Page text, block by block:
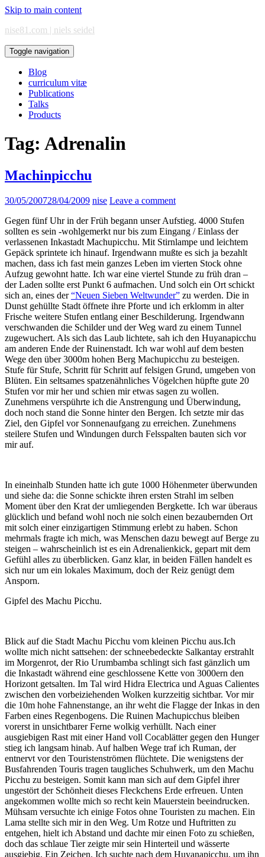
Skip to main content
nise81.com | niels seidel
Toggle navigation
Blog
curriculum vitæ
Publications
Talks
Products
Tag: Adrenalin
Machinpicchu
30/05/200728/04/2009 nise Leave a comment
Gegen fünf Uhr in der Früh begann unser Aufstieg. 4000 Stufen
sollten es sein -wohlgemerkt nur bis zum Eingang / Einlass der
verlassenen Inkastadt Machupicchu. Mit Stirnlampe und leichtem
Gepäck sprintete ich hinauf. Irgendwann mußte es sich ja bezahlt
machen, dass ich fast mein ganzes Leben im vierten Stock ohne
Aufzug gewohnt hatte. Ich war eine viertel Stunde zu früh dran –
der Laden sollte erst Punkt 6 aufmachen. Und solch ein Ort schickt
sich an, eines der“Neuen Sieben Weltwunder” zu werden. Die in
Dunst gehüllte Stadt öffnete ihre Pforte und ich erklomm in alter
Frische weitere Stufen entlang einer Beschilderung. Irgendwann
verschwanden die Schilder und der Weg ward zu einem Tunnel
zugewuchert. Als sich das Laub lichtete, sah ich den Huyanapicchu
am anderen Ende der Ruinenstadt. Ich war wohl auf dem besten
Wege den über 3000m hohen Berg Machupicchu zu besteigen.
Stufe für Stufe, Schritt für Schritt auf felsigen Grund, umgeben von
Blüten. Ein seltsames spatzenähnliches Vögelchen hüpfte gute 20
Stufen vor mir her und schien mir etwas sagen zu wollen.
Zunehmens verspührte ich die Anstrengung und Überwindung,
doch noch stand die Sonne hinter den Bergen. Ich setzte mir das
Ziel, den Gipfel vor Sonnenaufgang zu erreichen. Zunehmens
steilere Stufen und Windungen durch Felsspalten bauten sich vor
mir auf.
In eineinhalb Stunden hatte ich gute 1000 Höhenmeter überwunden
und siehe da: die Sonne schickte ihren ersten Strahl im selben
Moment über den Krat der umliegenden Bergkette. Ich war überaus
glücklich und befand wohl noch nie solch einen bezaubernden Ort
mit solch einer einzigartigen Stimmung erlebt zu haben. Schon
mehrmals fragte ich mich, was Menschen dazu bewegt auf Berge zu
steigen – wahrscheinlich ist es ein Adrenalienkick, gepart mit dem
Gefühl alles zu überblicken. Ganz klar, in beiden Fällen handelt es
sich nur um ein lokales Maximum, doch der Reiz genügt dem
Ansporn.
Gipfel des Machu Picchu.
Blick auf die Stadt Machu Picchu vom kleinen Picchu aus.Ich
wollte mich nicht sattsehen: der schneebedeckte Salkantay erstrahlt
im Morgenrot, der Rio Urumbamba schlingt sich fast gänzlich um
die Inkastadt während eine geschlossene Kette von 3000ern den
Horizont getsalten. Im Tal wird Hidra Electrica und Aguas Calientes
zwischen den vorbeiziehenden Wolken kurzzeitig sichtbar. Vor mir
die 10m hohe Fahnenstange, an ihr weht die Flagge der Inkas in den
Farben eines Regenbogens. Die Ruinen Machupicchus bleiben
vorerst in unsichtbarer Ferne wolkig verhüllt. Nach einer
ausgiebigen Rast mit einer Hand voll Cocablätter gegen den Hunger
stieg ich langsam hinab. Auf halben Wege traf ich Ruman, der
entnervt vor den Touristenströmen flüchtete. Die wenigstens der
Busfahrenden Touris tragen taugliches Schuhwerk, um den Machu
Picchu zu besteigen. Somit kann man sich auf dem Gipfel ihrer
ungestört der Schönheit dieses Fleckchens Erde erfreuen. Unten
angekommen wollte mich so recht kein Mauerstein beeindrucken.
Mühsam versuchte ich einige Fotos ohne Touristen zu machen. Ein
Lama stellte sich mir in den Weg. Um Rotze und Huftritten zu
entgehen, hielt ich Abstand und dachte mir einen Foto zu schießen,
doch das schlaue Tier zeigte mir sein Hinterteil und wässerte
ausgiebig. Ein Zeichen. Ich suchte nach dem Huyanapicchu, um ihn